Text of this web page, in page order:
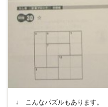
↓ こんなパズルもあります。